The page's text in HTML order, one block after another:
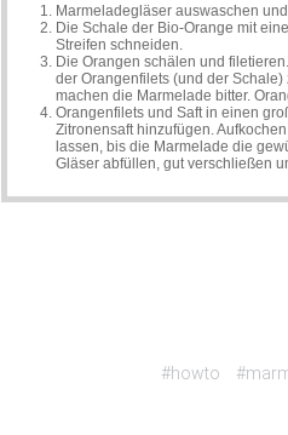
Marmeladegläser auswaschen
Die Schale der Bio-Orange mit
Streifen schneiden.
Die Orangen schälen und
der Orangenfilets (und der
machen die Marmelade bitter.
Orangenfilets und Saft in einen
Zitronensaft hinzufügen.
lassen, bis die Marmelade die
Gläser abfüllen, gut verschließen
#howto